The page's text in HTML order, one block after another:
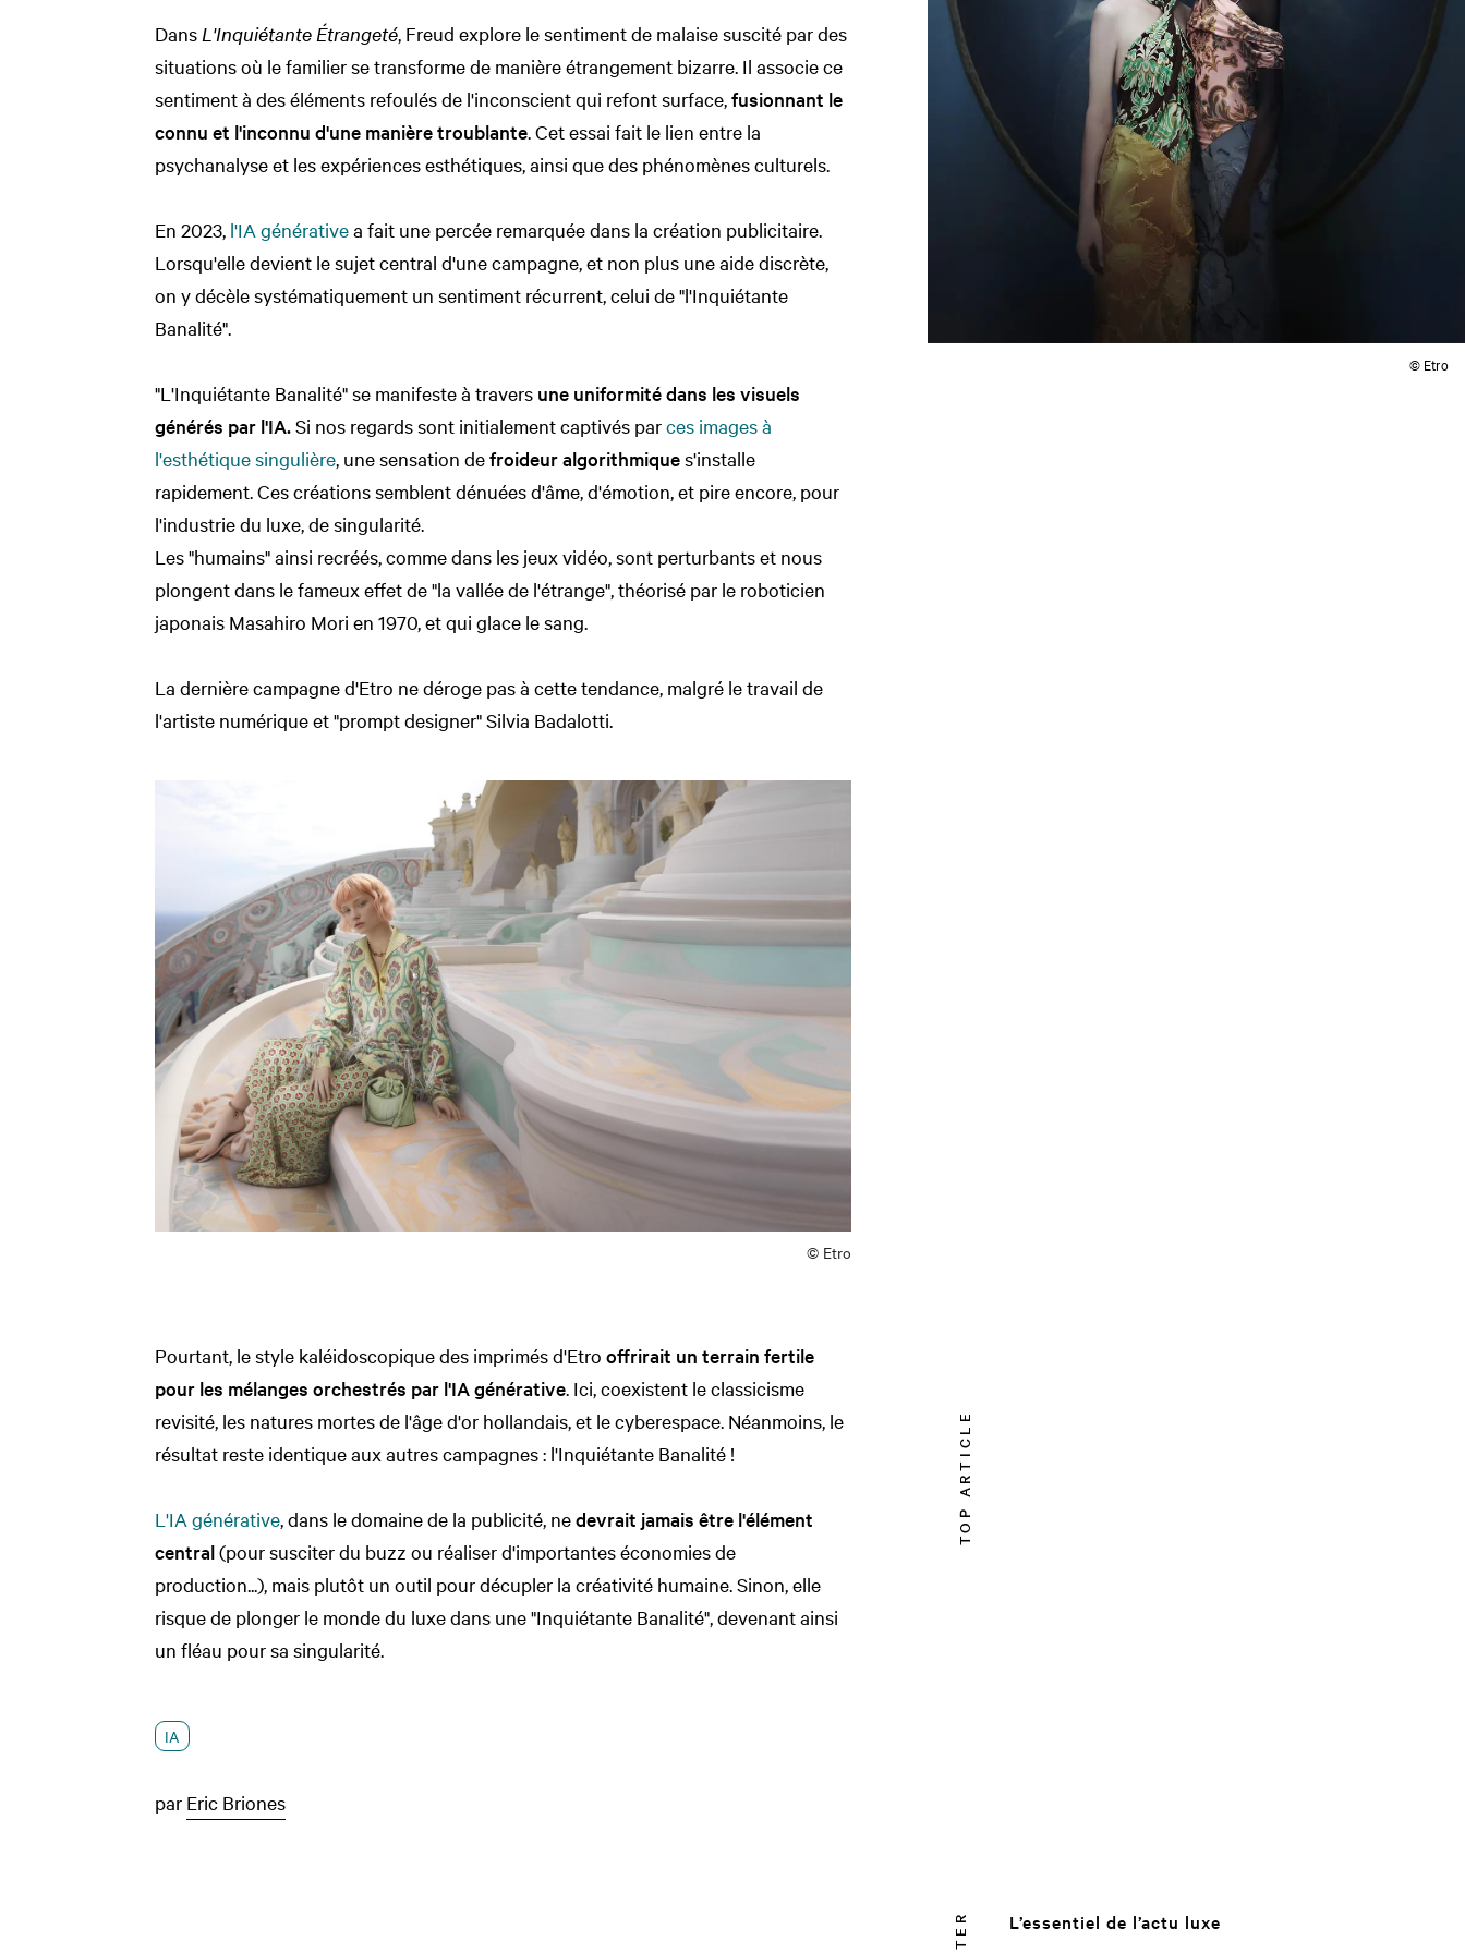
Dans L'Inquiétante Étrangeté , Freud explore le sentiment de malaise suscité par des
situations où le familier se transforme de manière étrangement bizarre. Il associe ce
sentiment à des éléments refoulés de l'inconscient qui refont surface, fusionnant le
connu et l'inconnu d'une manière troublante . Cet essai fait le lien entre la
psychanalyse et les expériences esthétiques, ainsi que des phénomènes culturels.
En 2023, l'IA générativea fait une percée remarquée dans la création publicitaire.
Lorsqu'elle devient le sujet central d'une campagne, et non plus une aide discrète,
on y décèle systématiquement un sentiment récurrent, celui de "l'Inquiétante
Banalité".
"L'Inquiétante Banalité" se manifeste à travers une uniformité dans les visuels
générés par l'IA. Si nos regards sont initialement captivés parces images à
l'esthétique singulière , une sensation defroideur algorithmiques'installe
rapidement. Ces créations semblent dénuées d'âme, d'émotion, et pire encore, pour
l'industrie du luxe, de singularité.
Les "humains" ainsi recréés, comme dans les jeux vidéo, sont perturbants et nous
plongent dans le fameux effet de "la vallée de l'étrange", théorisé par le roboticien
japonais Masahiro Mori en 1970, et qui glace le sang.
La dernière campagne d'Etro ne déroge pas à cette tendance, malgré le travail de
l'artiste numérique et "prompt designer" Silvia Badalotti.
© Etro
Pourtant, le style kaléidoscopique des imprimés d'Etro offrirait un terrain fertile
pour les mélanges orchestrés par l'IA générative . Ici, coexistent le classicisme
revisité, les natures mortes de l'âge d'or hollandais, et le cyberespace. Néanmoins, le
résultat reste identique aux autres campagnes : l'Inquiétante Banalité !
L'IA générative , dans le domaine de la publicité, nedevrait jamais être l'élément
central(pour susciter du buzz ou réaliser d'importantes économies de
production...), mais plutôt un outil pour décupler la créativité humaine. Sinon, elle
risque de plonger le monde du luxe dans une "Inquiétante Banalité", devenant ainsi
un fléau pour sa singularité.
IA
par Eric Briones
© Etro
TOP ARTICLE
L’essentiel de l’actu luxe